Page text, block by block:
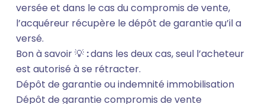
versée et dans le cas du compromis de vente,
l’acquéreur récupère le dépôt de garantie qu’il a
versé.
Bon à savoir 💡 :dans les deux cas, seul l’acheteur
est autorisé à se rétracter.
Dépôt de garantie ou indemnité immobilisation
Dépôt de garantie compromis de vente